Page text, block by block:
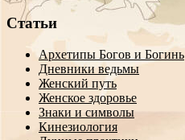
Статьи
Архетипы Богов и Богинь
Дневники ведьмы
Женский путь
Женское здоровье
Знаки и символы
Кинезиология